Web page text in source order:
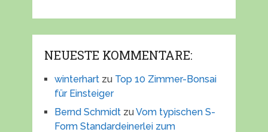
NEUESTE KOMMENTARE:
winterhartzu Top 10 Zimmer-Bonsai
für Einsteiger
Bernd SchmidtzuVom typischen S-
Form Standardeinerlei zum